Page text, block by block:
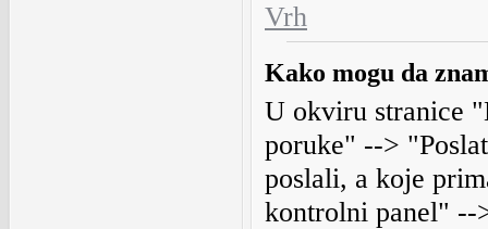
Vrh
Kako mogu da
U okviru stranice
poruke" -->
poslali, a koje
kontrolni panel" --